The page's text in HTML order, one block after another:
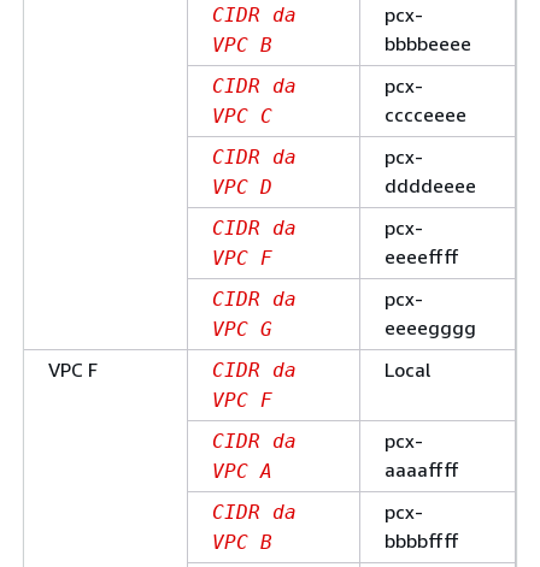
CIDR da
VPC B
pcx-
bbbbeeee
CIDR da
VPC C
pcx-
cccceeee
CIDR da
VPC D
pcx-
ddddeeee
CIDR da
VPC F
pcx-
eeeeffff
CIDR da
VPC G
pcx-
eeeegggg
VPC F
CIDR da
VPC F
Local
CIDR da
VPC A
pcx-
aaaaffff
CIDR da
VPC B
pcx-
bbbbffff